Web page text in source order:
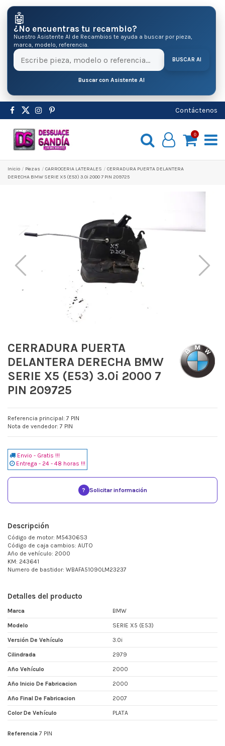
🤖
¿No encuentras tu recambio?
Nuestro Asistente AI de Recambios te ayuda a buscar por pieza,
marca, modelo, referencia.
BUSCAR AI
Buscar con Asistente AI
Contáctenos
0
Inicio Pіezas CARROCERIA LATERALES
CERRADURA PUERTA DELANTERA
DERECHA BMW SERIE X5 (E53) 3.0i 2000 7 PIN 209725
CERRADURA PUERTA
DELANTERA DERECHA BMW
SERIE X5 (E53) 3.0i 2000 7
PIN 209725
Referencia principal: 7 PIN
Nota de vendedor: 7 PIN
Envio - Gratis !!!
Entrega - 24 - 48 horas !!!
? Solicitar información
Descripción
Código de motor: M54306S3
Código de caja cambios: AUTO
Año de vehículo: 2000
KM: 243641
Numero de bastidor: WBAFA51090LM23237
Detalles del producto
Marca BMW
Modelo SERIE X5 (E53)
Versión De Vehículo 3.0i
Cilindrada 2979
Año Vehículo 2000
Año Inicio De Fabricacion 2000
Año Final De Fabricacion 2007
Color De Vehículo PLATA
Referencia 7 PIN